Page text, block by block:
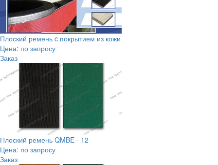
Плоский ремень c покрытием из кожи
Цена: по запросу
Заказ
Плоский ремень QMBE - 12
Цена: по запросу
Заказ